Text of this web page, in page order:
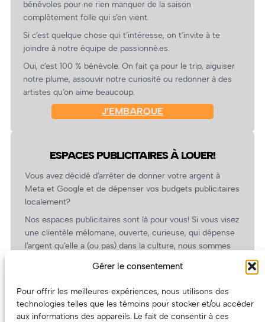
Gérer le consentement
Pour offrir les meilleures expériences, nous utilisons des
technologies telles que les témoins pour stocker et/ou accéder
aux informations des appareils. Le fait de consentir à ces
bénévoles pour ne rien manquer de la saison
complètement folle qui s’en vient.
Si c’est quelque chose qui t’intéresse, on t’invite à te
joindre à notre équipe de passionné.es.
Oui, c’est 100 % bénévole. On fait ça pour le trip, aiguiser
notre plume, assouvir notre curiosité ou redonner à des
artistes qu’on aime beaucoup.
J’EMBARQUE
ESPACES PUBLICITAIRES À LOUER!
Vous avez décidé d’arrêter de donner votre argent à
Meta et Google et de dépenser vos budgets publicitaires
localement?
Nos espaces publicitaires sont là pour vous! Si vous visez
une clientèle mélomane, ouverte, curieuse, qui dépense
l’argent qu’elle a (ou pas) dans la culture, nous sommes
revient.
(Oui, on va avoir des tarifs spéciaux pour vous, les